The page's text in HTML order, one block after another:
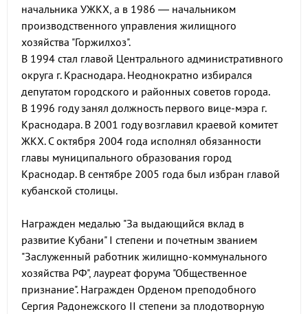
начальника УЖКХ, а в 1986 — начальником
производственного управления жилищного
хозяйства "Горжилхоз".
В 1994 стал главой Центрального административного
округа г. Краснодара. Неоднократно избирался
депутатом городского и районных советов города.
В 1996 году занял должность первого вице-мэра г.
Краснодара. В 2001 году возглавил краевой комитет
ЖКХ. С октября 2004 года исполнял обязанности
главы муниципального образования город
Краснодар. В сентябре 2005 года был избран главой
кубанской столицы.
Награжден медалью "За выдающийся вклад в
развитие Кубани" I степени и почетным званием
"Заслуженный работник жилищно-коммунального
хозяйства РФ", лауреат форума "Общественное
признание". Награжден Орденом преподобного
Сергия Радонежского II степени за плодотворную